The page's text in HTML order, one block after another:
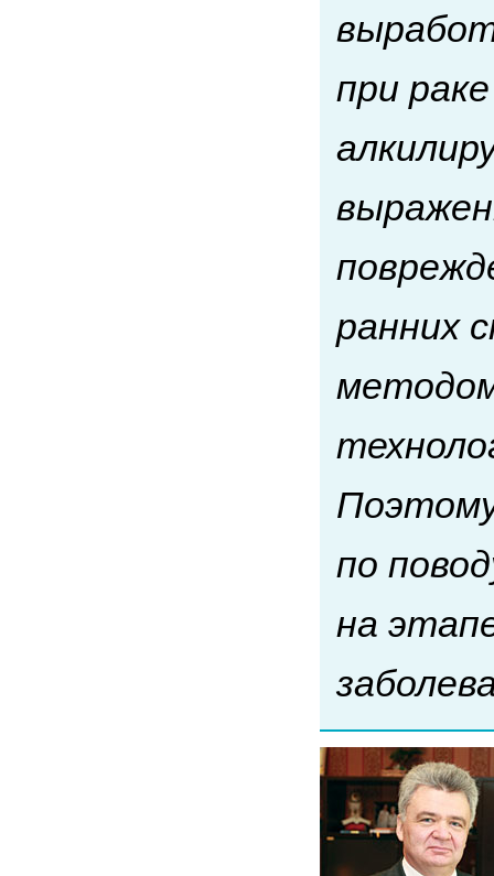
при
ранних
по
на